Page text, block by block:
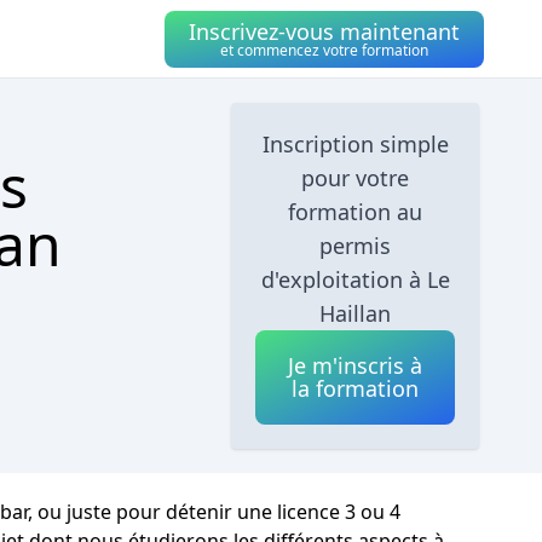
Inscrivez-vous maintenant
et commencez votre formation
Inscription simple
pour votre
formation au
permis
d'exploitation à Le
Haillan
Je m'inscris à
la formation
ou juste pour détenir une licence 3 ou 4